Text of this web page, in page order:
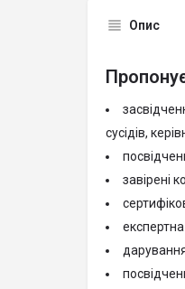
Опис
сусідів,
завірені